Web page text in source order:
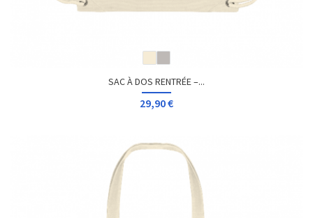
SAC À DOS RENTRÉE –...
29,90 €